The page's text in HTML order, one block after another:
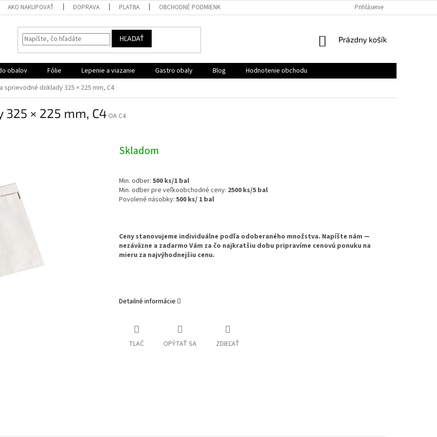
AKO NAKUPOVAŤ DOPRAVA PLATBA OBCHODNÉ PODMIENKY PODMIENKY OCHRANY OSOBNÝCH ÚDAJOV KONTAKTY
Prihlásenie
HĽADAŤ
NÁKUPNÝ
Prázdny košík
obalov Fólie Lepenie a viazanie Gastro obaly Blog
Hodnotenie obchodu
sprievodné doklady 325 × 225 mm, C4
× 225 mm, C4 OA C4
Skladom
Min. odber: 500 ks/1 bal
Min. odber pre veľkoobchodné ceny: 2500 ks/5 bal
Povolené násobky: 500 ks/ 1 bal
Ceny stanovujeme individuálne podľa odoberaného množstva. Napíšte nám —
nezáväzne a zadarmo Vám za čo najkratšiu dobu pripravíme cenovú ponuku na
mieru za najvýhodnejšiu cenu.
Detailné informácie
TLAČ OPÝTAŤ SA ZDIEĽAŤ